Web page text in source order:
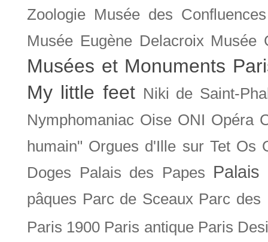
Zoologie Musée des Confluences
Musée Eugène Delacroix Musée
Musées et Monuments
My little feet Niki de Saint-
Nymphomaniac Oise ONI Opéra
humain" Orgues d'Ille sur Tet Os
Doges
Palais des Papes Palais
pâques Parc de Sceaux Parc des
Paris 1900 Paris antique Paris